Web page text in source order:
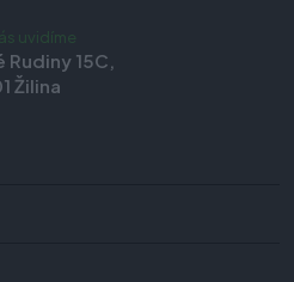
uvidíme
Rudiny 15C,
Žilina